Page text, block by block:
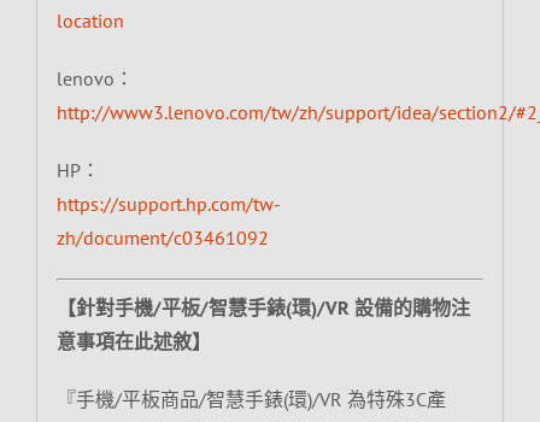
location
lenovo：
http://www3.lenovo.com/tw/zh/support/idea/section2/
HP：
https://support.hp.com/tw-
zh/document/c03461092
【針對手機/平板/智慧手錶(環)/VR 設備的購物注
意事項在此述敘】
『手機/平板商品/智慧手錶(環)/VR 為特殊3C產